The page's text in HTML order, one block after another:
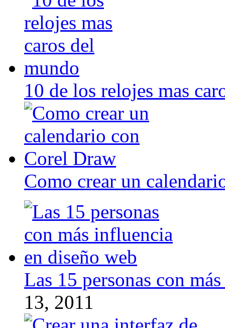
10 de los relojes mas
Como crear un
Las 15 personas con
13, 2011